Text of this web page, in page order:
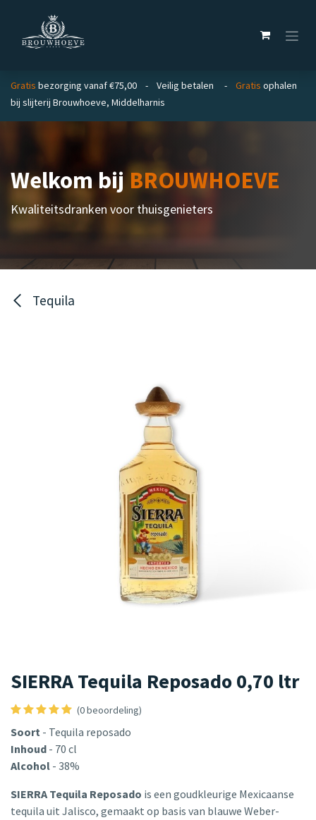
Gratis bezorging vanaf €75,00 - Veilig betalen - Gratis ophalen
bij slijterij Brouwhoeve, Middelharnis
Welkom bijBROUWHOEVE
Kwaliteitsdranken voor thuisgenieters
Tequila
SIERRA Tequila Reposado 0,70 ltr
(0 beoordeling)
Soort - Tequila reposado
Inhoud - 70 cl
Alcohol - 38%
SIERRA Tequila Reposado is een goudkleurige Mexicaanse
tequila uit Jalisco, gemaakt op basis van blauwe Weber-